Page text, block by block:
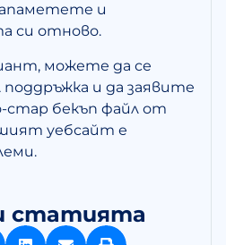
и
си отново.
можете да се
и да заявите
стар бекъп файл от
уебсайт е
статията